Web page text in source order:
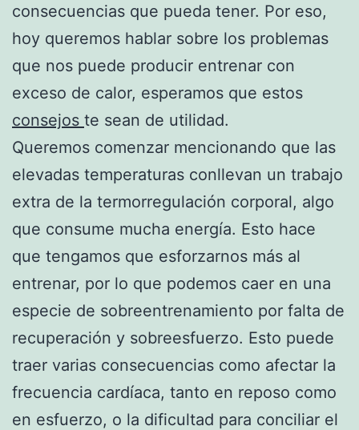
consecuencias que pueda tener. Por eso,
hoy queremos hablar sobre los problemas
que nos puede producir entrenar con
exceso de calor, esperamos que estos
consejos te sean de utilidad.
Queremos comenzar mencionando que las
elevadas temperaturas conllevan un trabajo
extra de la termorregulación corporal, algo
que consume mucha energía. Esto hace
que tengamos que esforzarnos más al
entrenar, por lo que podemos caer en una
especie de sobreentrenamiento por falta de
recuperación y sobreesfuerzo. Esto puede
traer varias consecuencias como afectar la
frecuencia cardíaca, tanto en reposo como
en esfuerzo, o la dificultad para conciliar el